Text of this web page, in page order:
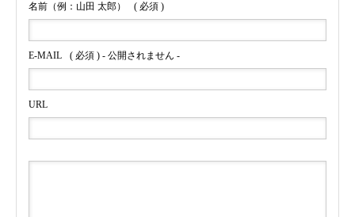
名前（例：山田 太郎） ( 必須 )
E-MAIL ( 必須 ) - 公開されません -
URL